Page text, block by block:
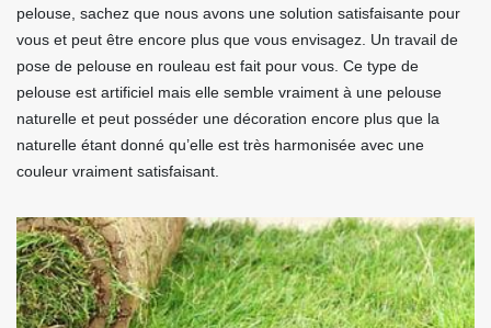
pelouse, sachez que nous avons une solution satisfaisante pour
vous et peut être encore plus que vous envisagez. Un travail de
pose de pelouse en rouleau est fait pour vous. Ce type de
pelouse est artificiel mais elle semble vraiment à une pelouse
naturelle et peut posséder une décoration encore plus que la
naturelle étant donné qu’elle est très harmonisée avec une
couleur vraiment satisfaisant.